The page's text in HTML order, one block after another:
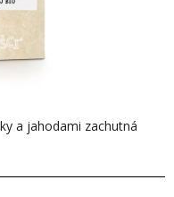
a jahodami zachutná